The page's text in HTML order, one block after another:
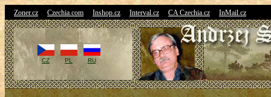
Zoner.cz Czechia.com Inshop.cz Interval.cz CA Czechia.cz InMail.cz
CZ PL RU